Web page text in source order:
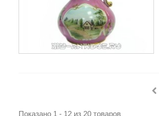
Показано 1 - 12 из 20 товаров